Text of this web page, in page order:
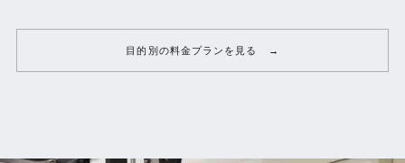
目的別の料金プランを見る